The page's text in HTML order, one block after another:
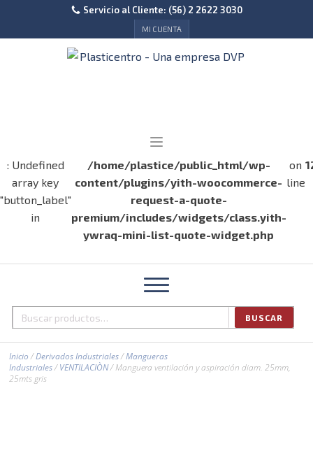
Servicio al Cliente: (56) 2 2622 3030
MI CUENTA
: Undefined
array key
"button_label"
in
/home/plastice/public_html/wp-
content/plugins/yith-woocommerce-
request-a-quote-
premium/includes/widgets/class.yith-
ywraq-mini-list-quote-widget.php
on
line
Buscar
BUSCAR
Inicio/Derivados Industriales/Mangueras
Industriales/VENTILACIÒN/ Manguera ventilación y aspiración diam. 25mm,
25mts gris